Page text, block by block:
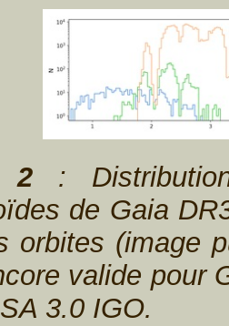
2 :
de Gaia
orbites (image
valide pour
3.0 IGO.